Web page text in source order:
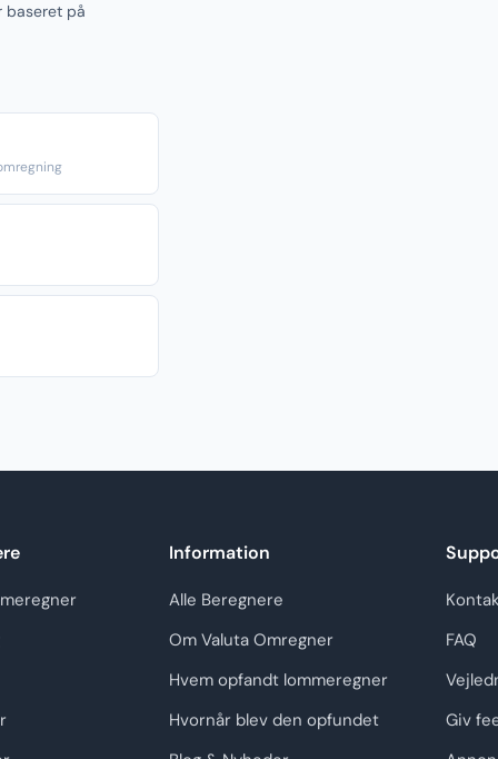
baseret på
Information
Alle Beregnere
Om Valuta Omregner
Hvem opfandt lommeregner
Hvornår blev den opfundet
FAQ
Giv